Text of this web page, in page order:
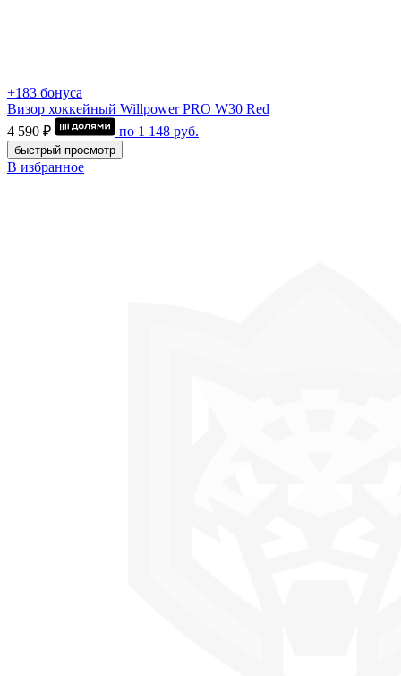
+183 бонуса
Визор хоккейный Willpower PRO W30 Red
4 590 ₽
по 1 148 руб.
быстрый просмотр
В избранное